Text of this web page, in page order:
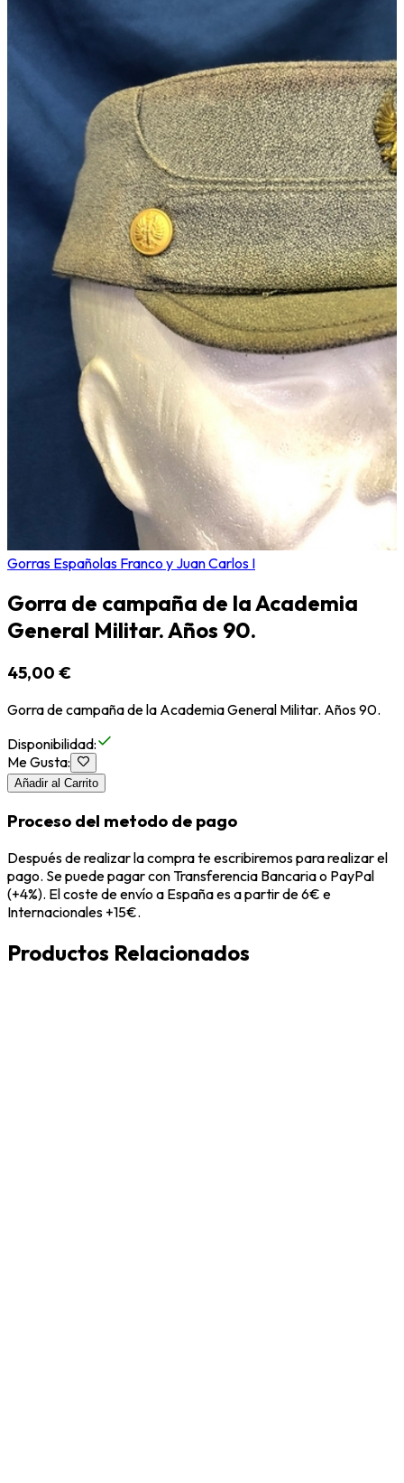
Gorras Españolas Franco y Juan Carlos I
Gorra de campaña de la Academia
General Militar. Años 90.
45,00 €
Gorra de campaña de la Academia General Militar. Años 90.
Disponibilidad:
Me Gusta:
Añadir al Carrito
Proceso del metodo de pago
Después de realizar la compra te escribiremos para realizar el
pago. Se puede pagar con Transferencia Bancaria o PayPal
(+4%). El coste de envío a España es a partir de 6€ e
Internacionales +15€.
Productos Relacionados